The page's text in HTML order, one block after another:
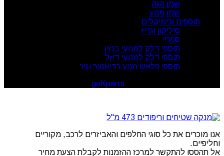
שמן הגה
שמן מנוע
תוספים וכימיקלים
סיליקון וגריז
ספריי
תוספי דלק למנועי בנזין
תוספי דלק למנועי דיזל
תוספי פלאש מנוע רדיאטור וגיר
goKparts
אנו מוכרים את כל סוגי החלפים והאביזרים לרכב, מקוריים
וחליפיים.
אל תהססו להתקשר למרכז ההזמנות לקבלת הצעת מחיר